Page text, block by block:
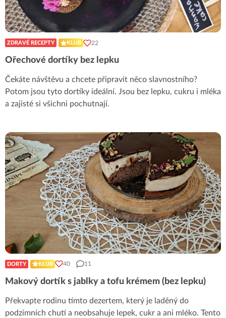
ZDRAVÉ RECEPTY KLUB 22
Ořechové dortíky bez lepku
Čekáte návštěvu a chcete připravit něco slavnostního?
Potom jsou tyto dortíky ideální. Jsou bez lepku, cukru i mléka
a zajisté si všichni pochutnají.
DORTY KLUB 40 11
Makový dortík s jablky a tofu krémem (bez lepku)
Překvapte rodinu tímto dezertem, který je laděný do
podzimních chutí a neobsahuje lepek, cukr a ani mléko. Tento